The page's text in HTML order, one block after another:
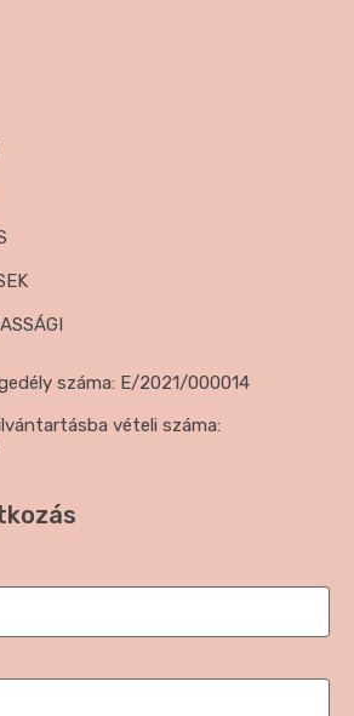
száma: E/2021/000014
vételi száma: